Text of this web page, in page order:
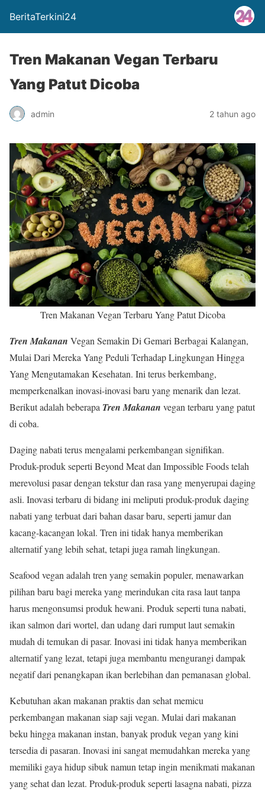
BeritaTerkini24
Tren Makanan Vegan Terbaru
Yang Patut Dicoba
admin 2 tahun ago
Tren Makanan Vegan Terbaru Yang Patut Dicoba
Tren Makanan Vegan Semakin Di Gemari Berbagai Kalangan,
Mulai Dari Mereka Yang Peduli Terhadap Lingkungan Hingga
Yang Mengutamakan Kesehatan. Ini terus berkembang,
memperkenalkan inovasi-inovasi baru yang menarik dan lezat.
Berikut adalah beberapa Tren Makanan vegan terbaru yang patut
di coba.
Daging nabati terus mengalami perkembangan signifikan.
Produk-produk seperti Beyond Meat dan Impossible Foods telah
merevolusi pasar dengan tekstur dan rasa yang menyerupai daging
asli. Inovasi terbaru di bidang ini meliputi produk-produk daging
nabati yang terbuat dari bahan dasar baru, seperti jamur dan
kacang-kacangan lokal. Tren ini tidak hanya memberikan
alternatif yang lebih sehat, tetapi juga ramah lingkungan.
Seafood vegan adalah tren yang semakin populer, menawarkan
pilihan baru bagi mereka yang merindukan cita rasa laut tanpa
harus mengonsumsi produk hewani. Produk seperti tuna nabati,
ikan salmon dari wortel, dan udang dari rumput laut semakin
mudah di temukan di pasar. Inovasi ini tidak hanya memberikan
alternatif yang lezat, tetapi juga membantu mengurangi dampak
negatif dari penangkapan ikan berlebihan dan pemanasan global.
Kebutuhan akan makanan praktis dan sehat memicu
perkembangan makanan siap saji vegan. Mulai dari makanan
beku hingga makanan instan, banyak produk vegan yang kini
tersedia di pasaran. Inovasi ini sangat memudahkan mereka yang
memiliki gaya hidup sibuk namun tetap ingin menikmati makanan
yang sehat dan lezat. Produk-produk seperti lasagna nabati, pizza